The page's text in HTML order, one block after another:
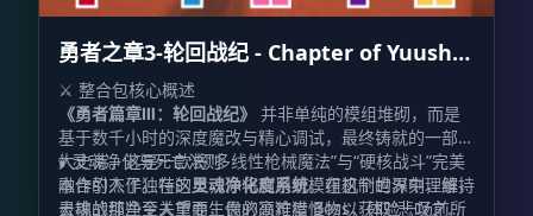
勇者之章3-轮回战纪 - Chapter of Yuusha
Ⅲ
⚔️ 整合包核心概述
《勇者篇章Ⅲ：轮回战纪》 并非单纯的模组堆砌，而是
基于数千小时的深度魔改与精心调试，最终铸就的一部宏
大史诗。这是一款将“多线性枪械魔法”与“硬核战斗”完美
融合的杰作。在这里，你将利用对模组机制的深刻理解，
去挑战那些令人望而生畏的高难度 Boss，体验一场前所
🕯️ 灵魂净化与死亡法则
本作引入了独特的灵魂净化度系统。在这个世界中，维持
灵魂的纯净至关重要，你必须狩猎怪物以获取“悲叹之